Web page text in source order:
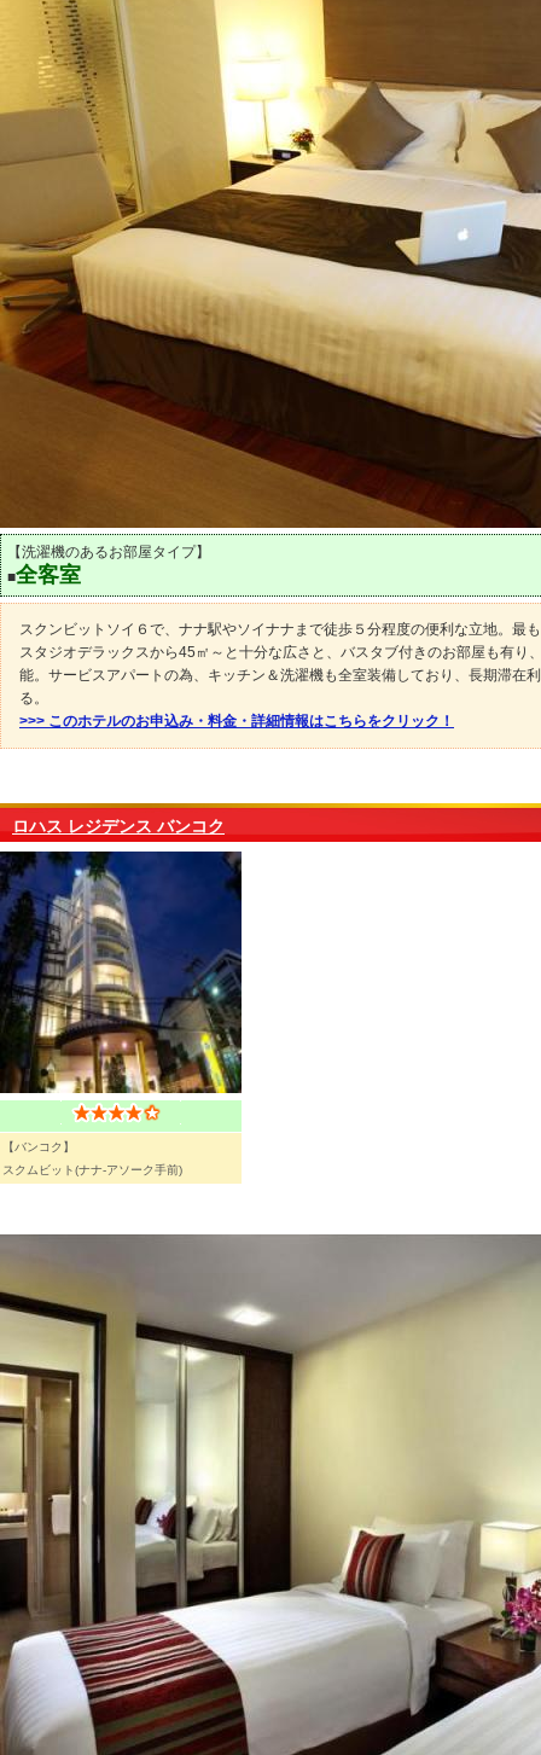
【洗濯機のあるお部屋タイプ】
■全客室
スクンビットソイ６で、ナナ駅やソイナナまで徒歩５分程度の便利な立地。最
スタジオデラックスから45㎡～と十分な広さと、バスタブ付きのお部屋も有り
能。サービスアパートの為、キッチン＆洗濯機も全室装備しており、長期滞在
る。
>>> このホテルのお申込み・料金・詳細情報はこちらをクリック！
ロハス レジデンス バンコク
【バンコク】
スクムビット(ナナ-アソーク手前)